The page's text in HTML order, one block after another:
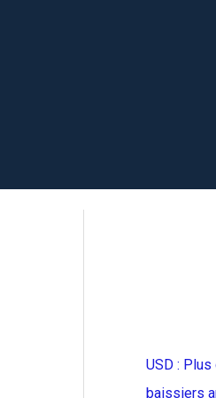
USD : Plus
baissiers